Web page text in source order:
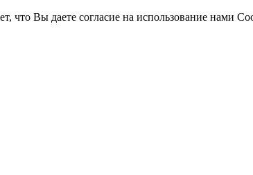
что Вы даете согласие на использование нами